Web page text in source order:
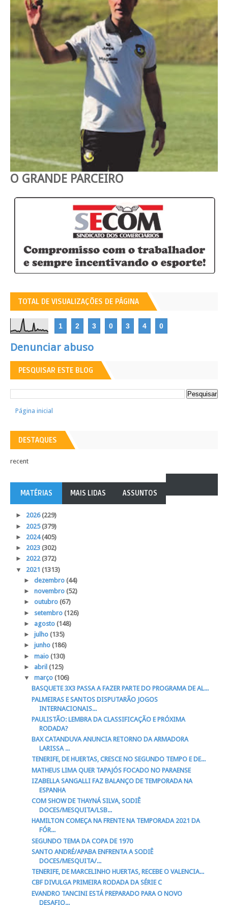
O GRANDE PARCEIRO
TOTAL DE VISUALIZAÇÕES DE PÁGINA
1 2 3 0 3 4 0
Denunciar abuso
PESQUISAR ESTE BLOG
Página inicial
DESTAQUES
recent
MATÉRIAS MAIS LIDAS ASSUNTOS
► 2026(229)
► 2025(379)
► 2024(405)
► 2023 (302)
► 2022(372)
▼ 2021 (1313)
► dezembro (44)
► novembro (52)
► outubro (67)
► setembro (126)
► agosto (148)
► julho (135)
► junho (186)
► maio (130)
► abril (125)
▼ março (106)
BASQUETE 3X3 PASSA A FAZER PARTE DO PROGRAMA DE AL...
PALMEIRAS E SANTOS DISPUTARÃO JOGOS
INTERNACIONAIS...
PAULISTÃO: LEMBRA DA CLASSIFICAÇÃO E PRÓXIMA
RODADA?
BAX CATANDUVA ANUNCIA RETORNO DA ARMADORA
LARISSA ...
TENERIFE, DE HUERTAS, CRESCE NO SEGUNDO TEMPO E DE...
MATHEUS LIMA QUER TAPAJÓS FOCADO NO PARAENSE
IZABELLA SANGALLI FAZ BALANÇO DE TEMPORADA NA
ESPANHA
COM SHOW DE THAYNÁ SILVA, SODIÊ
DOCES/MESQUITA/LSB...
HAMILTON COMEÇA NA FRENTE NA TEMPORADA 2021 DA
FÓR...
SEGUNDO TEMA DA COPA DE 1970
SANTO ANDRÉ/APABA ENFRENTA A SODIÊ
DOCES/MESQUITA/...
TENERIFE, DE MARCELINHO HUERTAS, RECEBE O VALENCIA...
CBF DIVULGA PRIMEIRA RODADA DA SÉRIE C
EVANDRO TANCINI ESTÁ PREPARADO PARA O NOVO
DESAFIO...